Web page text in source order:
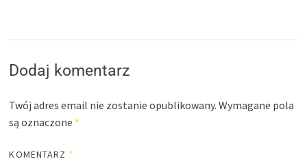
Dodaj komentarz
Twój adres email nie zostanie opublikowany. Wymagane pola
są oznaczone *
KOMENTARZ *